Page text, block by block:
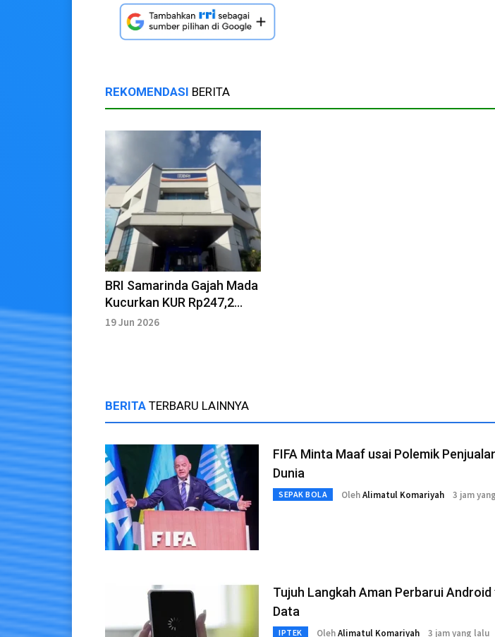
REKOMENDASI BERITA
BRI Samarinda Gajah Mada
Kucurkan KUR Rp247,2
Miliar untuk 3.911 Pelaku
19 Jun 2026
BERITA TERBARU LAINNYA
FIFA Minta Maaf usai Polemik
Dunia
SEPAK BOLA OlehAlimatul Komariyah 3 jam
Tujuh Langkah Aman Perbarui
Data
IPTEK OlehAlimatul Komariyah 3 jam yang lalu